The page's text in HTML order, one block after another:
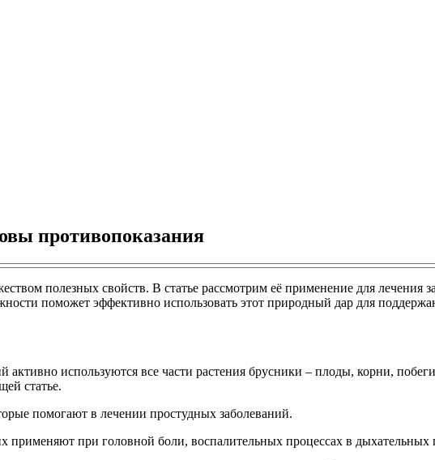
противопоказания
полезных свойств. В статье рассмотрим её применение для лечения
поможет эффективно использовать этот природный дар для
используются все части растения брусники – плоды, корни,
статье.
помогают в лечении простудных заболеваний.
применяют при головной боли, воспалительных процессах в дыхательных